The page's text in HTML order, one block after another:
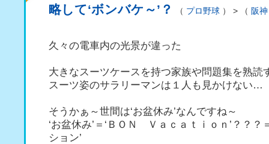
略して‘ボンバケ～’？ （ プロ野球 ） > （ 阪神
久々の電車内の光景が違った
大きなスーツケースを持つ家族や問題集を熟読
スーツ姿のサラリーマンは１人も見かけない…
そうかぁ～世間は‘お盆休み’なんですね～
‘お盆休み’＝‘ＢＯＮ Ｖａｃａｔｉｏｎ’？？
ション’